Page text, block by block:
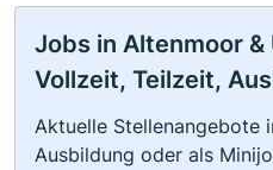
Jobs in Altenmoor
Vollzeit, Teilzeit,
Aktuelle Stellenangebote
Ausbildung oder als